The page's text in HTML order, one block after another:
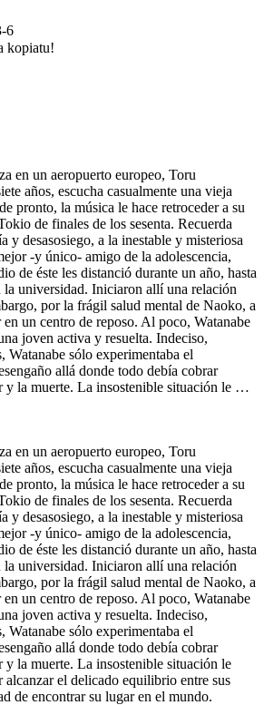
6
kopiatu!
en un aeropuerto europeo, Toru
años, escucha casualmente una vieja
pronto, la música le hace retroceder a su
de finales de los sesenta. Recuerda
y desasosiego, a la inestable y misteriosa
-y único- amigo de la adolescencia,
de éste les distanció durante un año, hasta
la universidad. Iniciaron allí una relación
por la frágil salud mental de Naoko, a
un centro de reposo. Al poco, Watanabe
joven activa y resuelta. Indeciso,
Watanabe sólo experimentaba el
allá donde todo debía cobrar
y la muerte. La insostenible situación le …
en un aeropuerto europeo, Toru
años, escucha casualmente una vieja
pronto, la música le hace retroceder a su
de finales de los sesenta. Recuerda
y desasosiego, a la inestable y misteriosa
-y único- amigo de la adolescencia,
de éste les distanció durante un año, hasta
la universidad. Iniciaron allí una relación
por la frágil salud mental de Naoko, a
un centro de reposo. Al poco, Watanabe
joven activa y resuelta. Indeciso,
Watanabe sólo experimentaba el
allá donde todo debía cobrar
y la muerte. La insostenible situación le
alcanzar el delicado equilibrio entre sus
de encontrar su lugar en el mundo.